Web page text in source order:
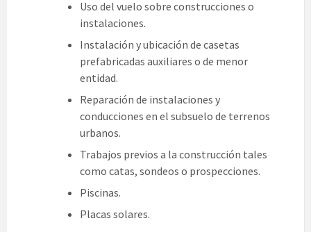
Uso del vuelo sobre construcciones o
instalaciones.
Instalación y ubicación de casetas
prefabricadas auxiliares o de menor
entidad.
Reparación de instalaciones y
conducciones en el subsuelo de terrenos
urbanos.
Trabajos previos a la construcción tales
como catas, sondeos o prospecciones.
Piscinas.
Placas solares.